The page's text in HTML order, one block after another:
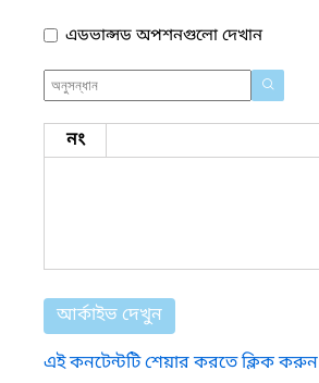
এডভান্সড অপশনগুলো দেখান
নং
আর্কাইভ দেখুন
এই কনটেন্টটি শেয়ার করতে ক্লিক করুন